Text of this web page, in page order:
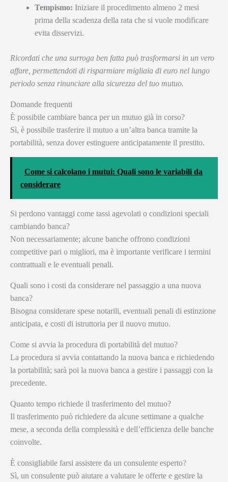
Tempismo: Iniziare il procedimento almeno 2 mesi
prima della scadenza della rata che si vuole modificare
evita disservizi.
Ricordati che una surroga ben fatta può trasformarsi in un vero
affare, permettendoti di risparmiare migliaia di euro nel lungo
periodo senza rinunciare alla sicurezza del tuo mutuo.
Domande frequenti
È possibile cambiare banca per un mutuo già in corso?
Sì, è possibile trasferire il mutuo a un’altra banca tramite la
portabilità, senza dover estinguere anticipatamente il prestito.
Come si calcolano i mutui: Quali sono le variabili da
considerare
Si perdono vantaggi come tassi agevolati o condizioni speciali
cambiando banca?
Non necessariamente; alcune banche offrono condizioni
competitive pari o migliori, ma è importante verificare i termini
contrattuali e le eventuali penali.
Quali sono i costi da considerare nel passaggio a una nuova
banca?
Bisogna considerare spese notarili, eventuali penali di estinzione
anticipata, e costi di istruttoria per il nuovo mutuo.
Come si avvia la procedura di portabilità del mutuo?
La procedura si avvia contattando la nuova banca e richiedendo
la portabilità; sarà poi la nuova banca a gestire i passaggi con la
precedente.
Quanto tempo richiede il trasferimento del mutuo?
Il trasferimento può richiedere da alcune settimane a qualche
mese, a seconda della complessità e dell’efficienza delle banche
coinvolte.
È consigliabile farsi assistere da un consulente esperto?
Sì, un consulente può aiutare a valutare le offerte e gestire la